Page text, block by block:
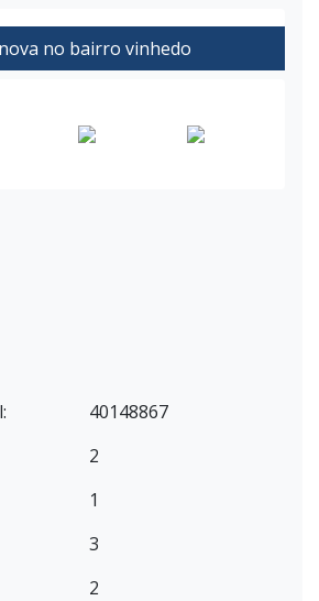
no bairro vinhedo
40148867
2
1
3
2